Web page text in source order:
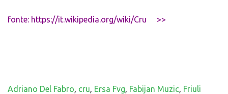
fonte: https://it.wikipedia.org/wiki/Cru >>
Adriano Del Fabro cru Ersa Fvg Fabijan Muzic Friuli